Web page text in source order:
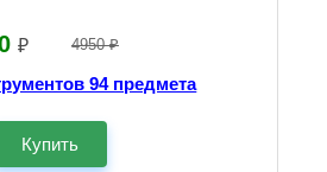
₽ 4950 ₽
94 предмета
Купить